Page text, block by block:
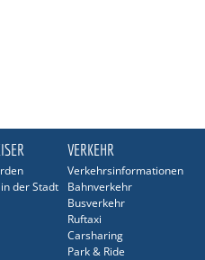
der Stadt
VERKEHR
Verkehrsinformationen
Bahnverkehr
Busverkehr
Ruftaxi
Carsharing
Park & Ride